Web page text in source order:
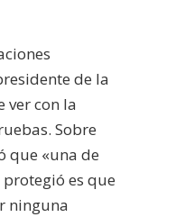
de la
ver con la
Sobre
que «una de
es que
ninguna